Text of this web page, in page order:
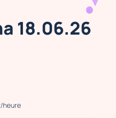
18.06.26
heure